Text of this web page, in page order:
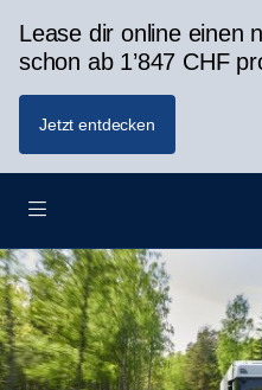
Lease dir online einen
schon ab 1’847 CHF
Jetzt entdecken